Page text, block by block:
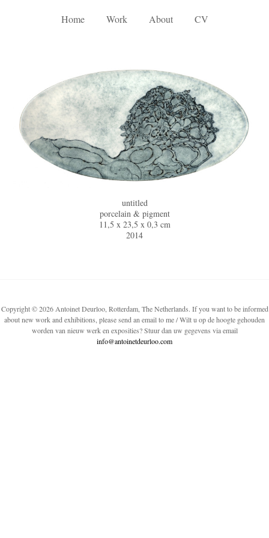
Home Work About CV
untitled
porcelain & pigment
11,5 x 23,5 x 0,3 cm
2014
Copyright © 2026 Antoinet Deurloo, Rotterdam, The Netherlands. If you want to be informed
about new work and exhibitions, please send an email to me / Wilt u op de hoogte gehouden
worden van nieuw werk en exposities? Stuur dan uw gegevens via email
info@antoinetdeurloo.com